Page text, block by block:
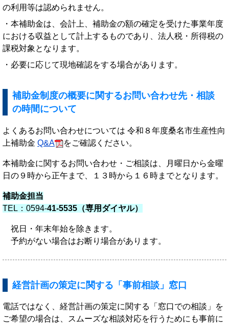
の利用等は認められません。
・本補助金は、会計上、補助金の額の確定を受けた事業年度
における収益として計上するものであり、法人税・所得税の
課税対象となります。
・必要に応じて現地確認をする場合があります。
補助金制度の概要に関するお問い合わせ先・相談
の時間について
よくあるお問い合わせについては 令和８年度桑名市生産性向
上補助金 Q&A をご確認ください。
本補助金に関するお問い合わせ・ご相談は、月曜日から金曜
日の９時から正午まで、１３時から１６時までとなります。
補助金担当
TEL：0594-41-5535（専用ダイヤル）
祝日・年末年始を除きます。
予約がない場合はお断り場合があります。
経営計画の策定に関する「事前相談」窓口
電話ではなく、 経営計画の策定に関する 「窓口での相談」
を
ご希望の場合は 、スムーズな相談対応を行うためにも事前に